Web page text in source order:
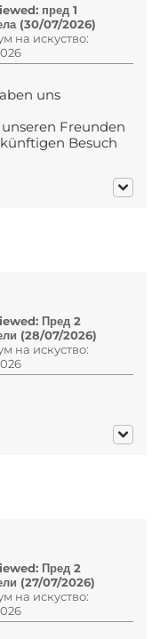
пред 1
(30/07/2026)
на искуство:
uns
Freunden
Besuch
Пред 2
(28/07/2026)
на искуство:
Пред 2
(27/07/2026)
на искуство: